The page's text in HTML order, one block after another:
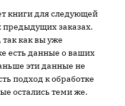
книги для следующей
предыдущих заказах.
как вы уже
есть данные о ваших
эти данные не
подход к обработке
остались теми же.